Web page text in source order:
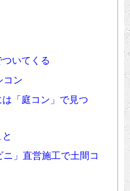
いてくる
コン
「庭コン」で見つ
ニ」直営施工で土間コ